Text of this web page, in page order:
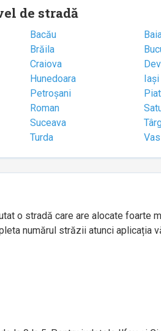
de stradă
Bacău
Brăila
Craiova
Hunedoara
Iași
Petroșani
Roman
Suceava
Turda
o stradă care are alocate foarte
numărul străzii atunci aplicația